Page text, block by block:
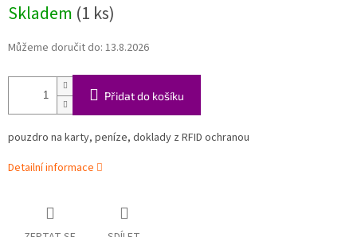
cena:
Skladem (1 ks)
Můžeme doručit do: 13.8.2026
Přidat do košíku
pouzdro na karty, peníze, doklady z RFID ochranou
Detailní informace